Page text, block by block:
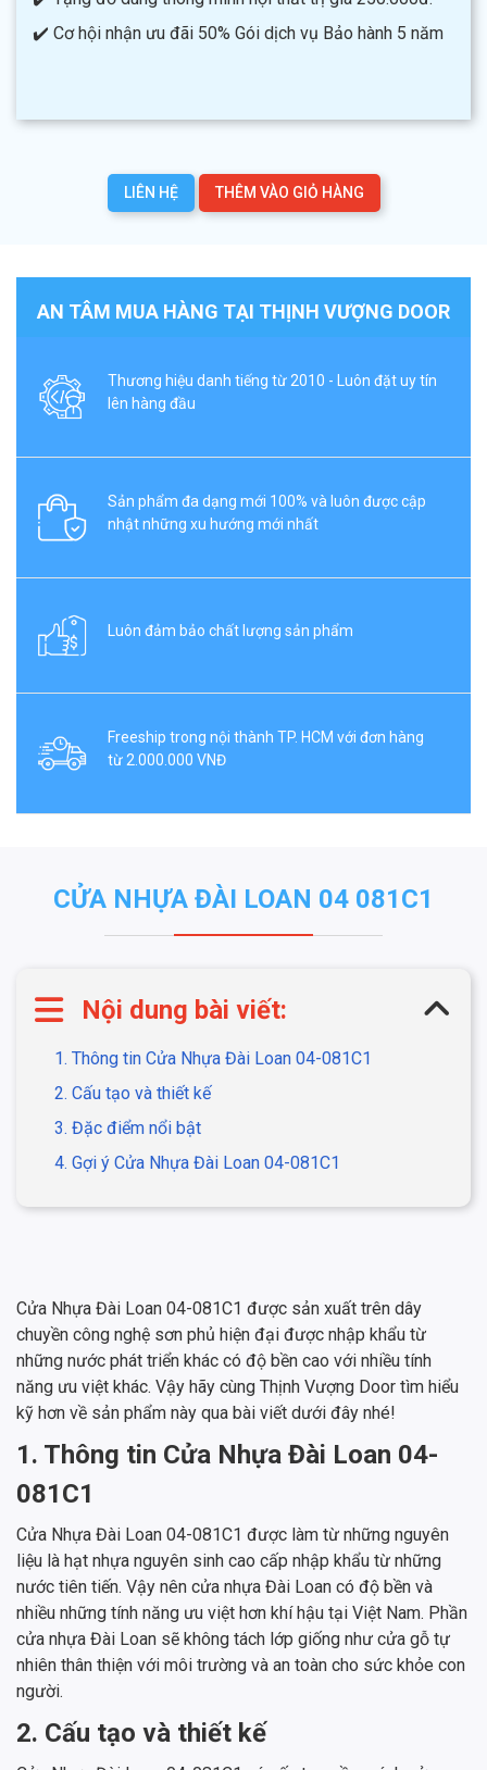
✔️ Cơ hội nhận ưu đãi 50% Gói dịch vụ Bảo hành 5 năm
LIÊN HỆ THÊM VÀO GIỎ HÀNG
AN TÂM MUA HÀNG TẠI THỊNH VƯỢNG DOOR
Thương hiệu danh tiếng từ 2010 - Luôn đặt uy tín
lên hàng đầu
Sản phẩm đa dạng mới 100% và luôn được cập
nhật những xu hướng mới nhất
Luôn đảm bảo chất lượng sản phẩm
Freeship trong nội thành TP. HCM với đơn hàng
từ 2.000.000 VNĐ
CỬA NHỰA ĐÀI LOAN 04 081C1
Nội dung bài viết:
1. Thông tin Cửa Nhựa Đài Loan 04-081C1
2. Cấu tạo và thiết kế
3. Đặc điểm nổi bật
4. Gợi ý Cửa Nhựa Đài Loan 04-081C1
Cửa Nhựa Đài Loan 04-081C1 được sản xuất trên dây
chuyền công nghệ sơn phủ hiện đại được nhập khẩu từ
những nước phát triển khác có độ bền cao với nhiều tính
năng ưu việt khác. Vậy hãy cùng Thịnh Vượng Door tìm hiểu
kỹ hơn về sản phẩm này qua bài viết dưới đây nhé!
1. Thông tin Cửa Nhựa Đài Loan 04-
081C1
Cửa Nhựa Đài Loan 04-081C1 được làm từ những nguyên
liệu là hạt nhựa nguyên sinh cao cấp nhập khẩu từ những
nước tiên tiến. Vậy nên cửa nhựa Đài Loan có độ bền và
nhiều những tính năng ưu việt hơn khí hậu tại Việt Nam. Phần
cửa nhựa Đài Loan sẽ không tách lớp giống như cửa gỗ tự
nhiên thân thiện với môi trường và an toàn cho sức khỏe con
người.
2. Cấu tạo và thiết kế